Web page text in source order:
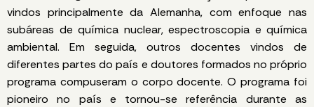
vindos principalmente da Alemanha, com enfoque nas
subáreas de química nuclear, espectroscopia e química
ambiental. Em seguida, outros docentes vindos de
diferentes partes do país e doutores formados no próprio
programa compuseram o corpo docente. O programa foi
pioneiro no país e tornou-se referência durante as